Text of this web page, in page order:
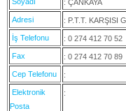
: ÇANKAYA
Adresi : P.T.T. KARŞISI
İş Telefonu : 0 274 412 70 52
Fax : 0 274 412 70 89
Cep Telefonu :
Elektronik
Posta
: